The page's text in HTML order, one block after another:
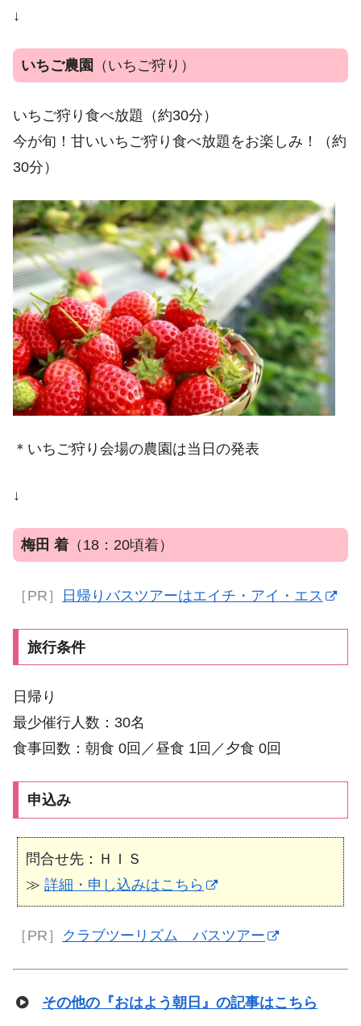
↓
いちご農園 （いちご狩り）
いちご狩り食べ放題（約30分）
今が旬！甘いいちご狩り食べ放題をお楽しみ！（約
30分）
＊いちご狩り会場の農園は当日の発表
↓
梅田 着 （18：20頃着）
［PR］ 日帰りバスツアーはエイチ・アイ・エス
旅行条件
日帰り
最少催行人数：30名
食事回数：朝食 0回／昼食 1回／夕食 0回
申込み
問合せ先：ＨＩＳ
≫ 詳細・申し込みはこちら
［PR］ クラブツーリズム バスツアー
その他の『おはよう朝日』の記事はこちら